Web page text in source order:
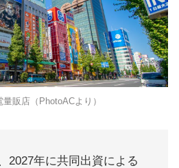
販店（PhotoACより）
2027年に共同出資による